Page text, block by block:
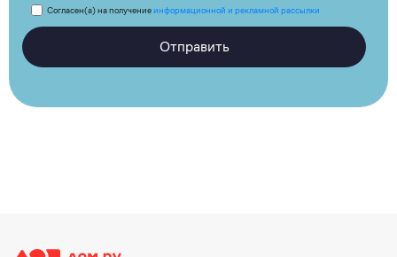
Согласен(а) на получениеинформационной и рекламной рассылки
Отправить